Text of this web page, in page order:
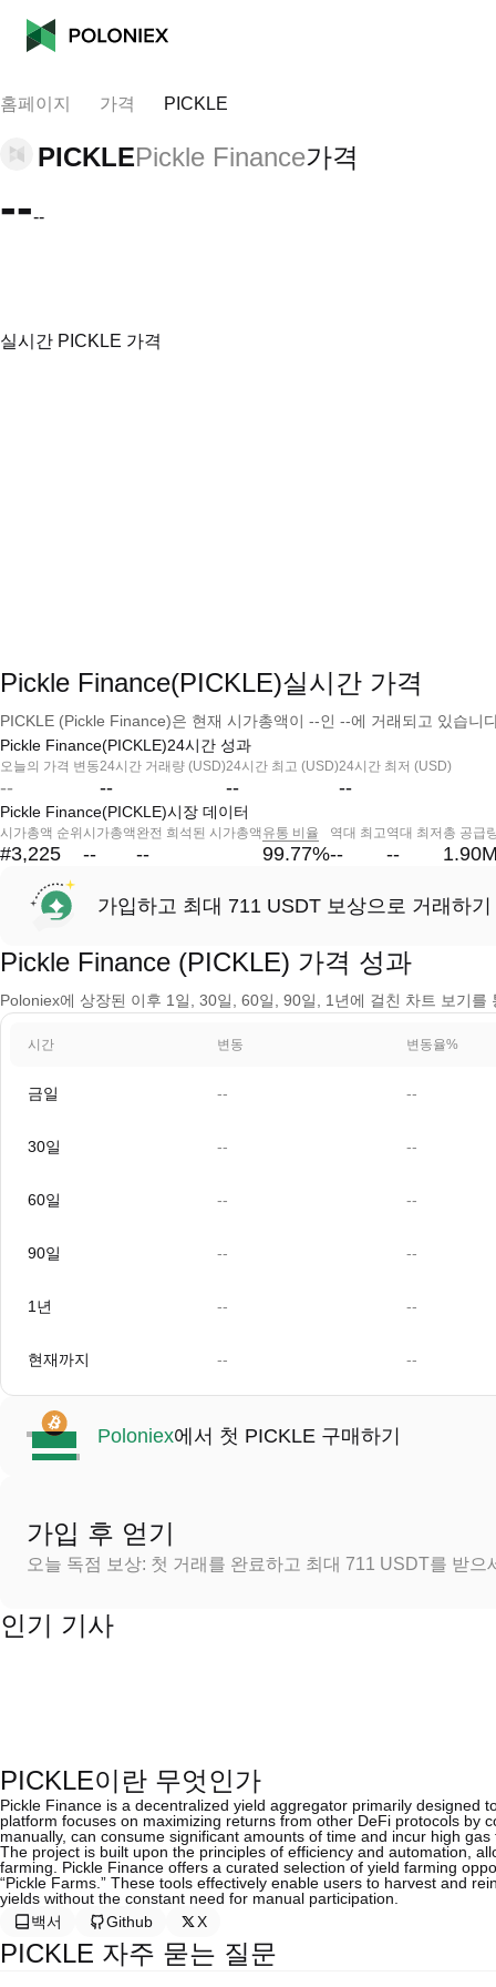
홈페이지 가격 PICKLE
PICKLEPickle Finance가격
----
실시간 PICKLE 가격
Pickle Finance(PICKLE)실시간 가격
PICKLE (Pickle Finance)은 현재 시가총액이 --인 --에 거래되고 있습니
Pickle Finance(PICKLE)24시간 성과
오늘의 가격 변동
--
24시간 거래량 (USD)
--
24시간 최고 (USD)
--
24시간 최저 (USD)
--
Pickle Finance(PICKLE)시장 데이터
시가총액 순위
#3,225
시가총액
--
완전 희석된 시가총액
--
유통 비율
99.77%
역대 최고
--
역대 최저
--
총 공급
가입하고 최대 711 USDT 보상으로 거래하기
Pickle Finance (PICKLE) 가격 성과
Poloniex에 상장된 이후 1일, 30일, 60일, 90일, 1년에 걸친 차트 보기
시간 변동 변동율%
금일 -- --
30일 -- --
60일 -- --
90일 -- --
1년 -- --
현재까지 -- --
Poloniex에서 첫 PICKLE 구매하기
가입 후 얻기
오늘 독점 보상: 첫 거래를 완료하고 최대 711 USDT를 받으
인기 기사
PICKLE이란 무엇인가
Pickle Finance is a decentralized yield aggregator primarily designed
platform focuses on maximizing returns from other DeFi protocols by
manually, can consume significant amounts of time and incur high gas
The project is built upon the principles of efficiency and automation,
farming. Pickle Finance offers a curated selection of yield farming
“Pickle Farms.” These tools effectively enable users to harvest and
yields without the constant need for manual participation.
백서
Github X
PICKLE 자주 묻는 질문